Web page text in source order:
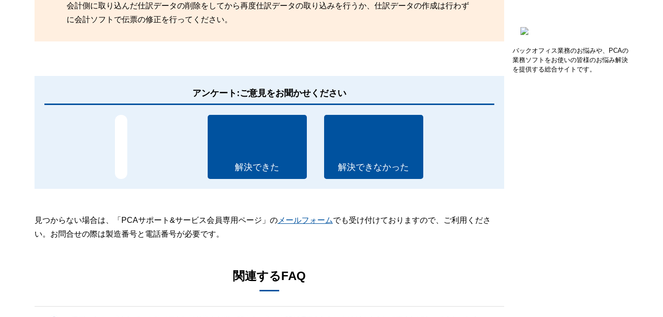
バックオフィス業務のお悩みや、PCAの
業務ソフトをお使いの皆様のお悩み解決
を提供する総合サイトです。
会計側に取り込んだ仕訳データの削除をしてから再度仕訳データの取り込みを行うか、仕訳データの作成は行わず
に会計ソフトで伝票の修正を行ってください。
アンケート:ご意見をお聞かせください
解決できた 解決できなかった
見つからない場合は、「PCAサポート&サービス会員専用ページ」のメールフォームでも受け付けておりますので、ご利用くださ
い。お問合せの際は製造番号と電話番号が必要です。
関連するFAQ